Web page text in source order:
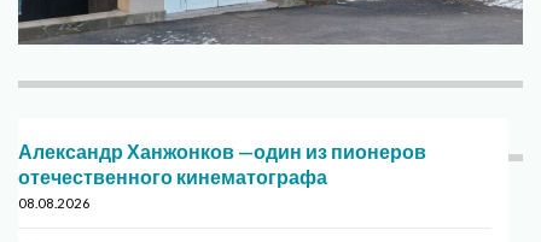
Александр Ханжонков —один из пионеров
отечественного кинематографа
08.08.2026